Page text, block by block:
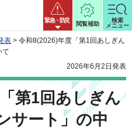
緊急・防災
閲覧補助
検索
メニュー
表 > 令和8(2026)年度「第1回あしぎん
て
2026年6月2日発表
第1回あしぎん
サート」の中